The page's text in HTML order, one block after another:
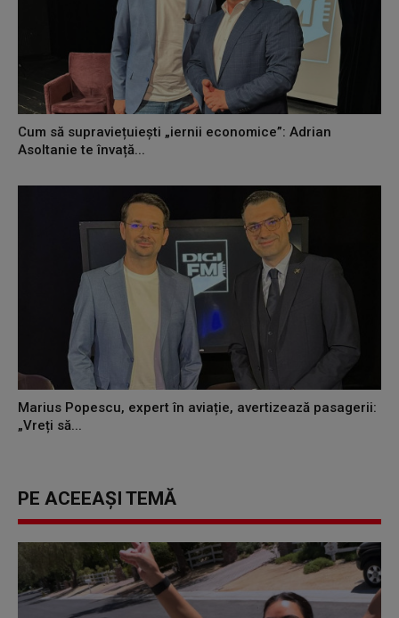
Cum să supraviețuiești „iernii economice”: Adrian
Asoltanie te învață...
Marius Popescu, expert în aviație, avertizează pasagerii:
„Vreți să...
PE ACEEAȘI TEMĂ